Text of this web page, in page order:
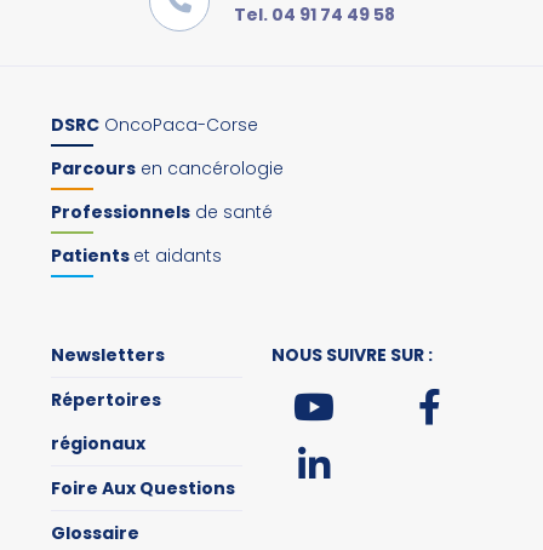
Tel. 04 91 74 49 58
DSRC OncoPaca-Corse
Parcours en cancérologie
Professionnels de santé
Patients et aidants
Newsletters
Répertoires
régionaux
Foire Aux Questions
Glossaire
NOUS SUIVRE SUR :